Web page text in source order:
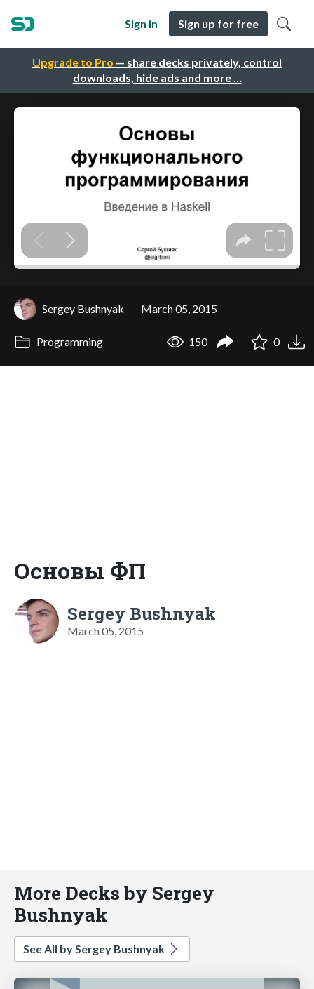
Upgrade to Pro — share decks privately, control
downloads, hide ads and more …
Sign in Sign up for free
Sergey Bushnyak March 05, 2015
Programming 150 0
Основы ФП
Sergey Bushnyak
March 05, 2015
More Decks by Sergey
Bushnyak
See All by Sergey Bushnyak